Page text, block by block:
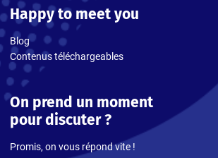
Happy to meet you
Blog
Contenus téléchargeables
On prend un moment
pour discuter ?
Promis, on vous répond vite !